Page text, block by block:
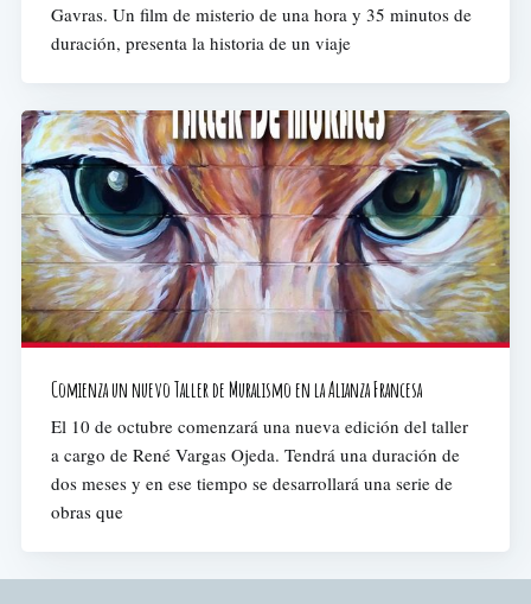
Gavras. Un film de misterio de una hora y 35 minutos de
duración, presenta la historia de un viaje
Comienza un nuevo Taller de Muralismo en la Alianza Francesa
El 10 de octubre comenzará una nueva edición del taller
a cargo de René Vargas Ojeda. Tendrá una duración de
dos meses y en ese tiempo se desarrollará una serie de
obras que